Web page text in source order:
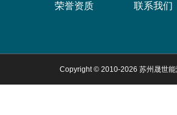
荣誉资质 联系我们
Copyright © 2010-2026 苏州晟世